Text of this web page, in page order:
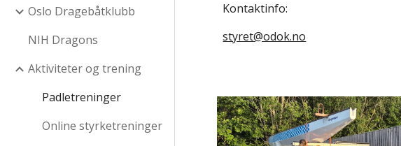
Oslo Dragebåtklubb
NIH Dragons
Aktiviteter og trening
Padletreninger
Online styrketreninger
Kontaktinfo:
styret@odok.no